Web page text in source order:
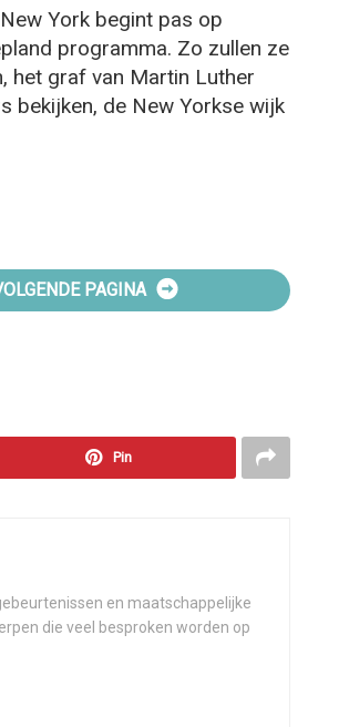
York begint pas op
programma. Zo zullen ze
het graf van Martin Luther
bekijken, de New Yorkse wijk
PAGINA
Pin
en maatschappelijke
die veel besproken worden op